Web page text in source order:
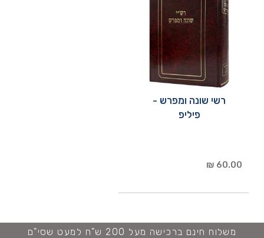
רשי שונה ומפרש -
פיליפ
60.00 ₪
משלוח חינם ברכישה מעל 200 ש"ח למעט שסי"ם